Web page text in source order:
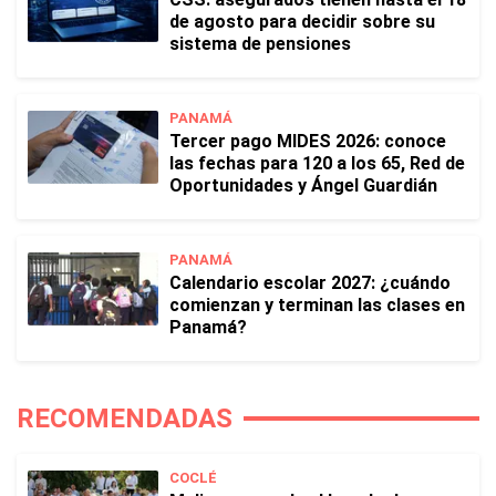
de agosto para decidir sobre su
sistema de pensiones
PANAMÁ
Tercer pago MIDES 2026: conoce
las fechas para 120 a los 65, Red de
Oportunidades y Ángel Guardián
PANAMÁ
Calendario escolar 2027: ¿cuándo
comienzan y terminan las clases en
Panamá?
RECOMENDADAS
COCLÉ